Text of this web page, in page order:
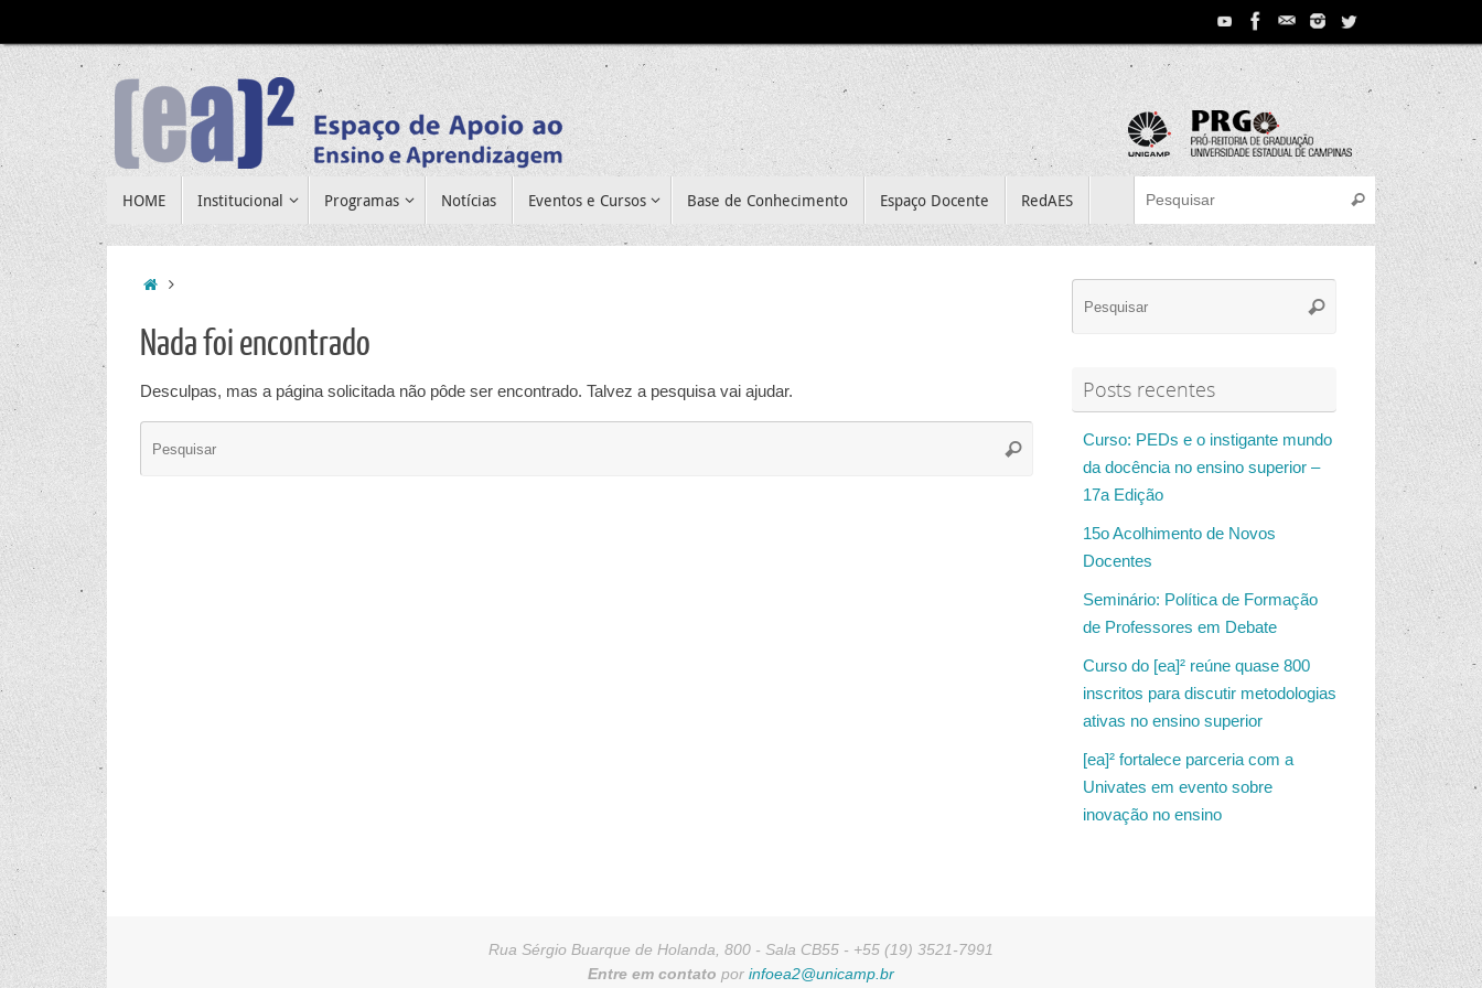
para
conteúdo
para
conteúdo
HOME Institucional Programas Notícias Eventos e Cursos Base de Conhecimento Espaço Docente RedAES
Search for:
Pesquisar
Home
Nada foi encontrado
Desculpas, mas a página solicitada não pôde ser encontrado. Talvez a pesquisa vai ajudar.
Search
Pesquisar
Pesquisar
Posts recentes
Curso: PEDs e o instigante mundo
da docência no ensino superior –
17a Edição
15o Acolhimento de Novos
Docentes
Seminário: Política de Formação
de Professores em Debate
Curso do [ea]² reúne quase 800
inscritos para discutir metodologias
ativas no ensino superior
[ea]² fortalece parceria com a
Univates em evento sobre
inovação no ensino
Rua Sérgio Buarque de Holanda, 800 - Sala CB55 - +55 (19) 3521-7991
Entre em contato por infoea2@unicamp.br